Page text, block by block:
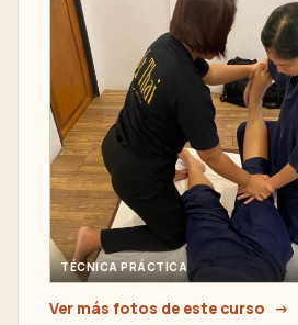
TÉCNICA PRÁCTICA
Ver más fotos de este curso